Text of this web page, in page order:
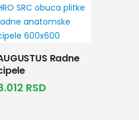
Radne
RSD